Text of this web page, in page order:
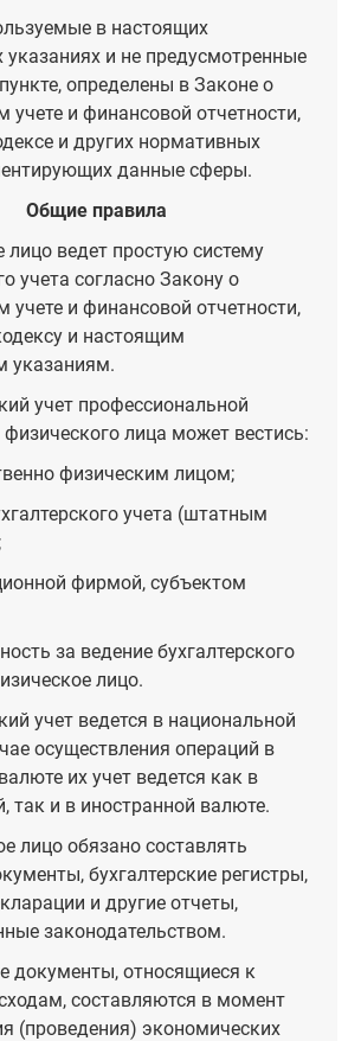
в настоящих
указаниях и не предусмотренные
определены в Законе о
учете и финансовой отчетности,
и других нормативных
данные сферы.
Общие правила
лицо ведет простую систему
учета согласно Закону о
учете и финансовой отчетности,
и настоящим
указаниям.
учет профессиональной
физического лица может вестись:
физическим лицом;
учета (штатным
фирмой, субъектом
за ведение бухгалтерского
лицо.
учет ведется в национальной
осуществления операций в
их учет ведется как в
так и в иностранной валюте.
лицо обязано составлять
бухгалтерские регистры,
и другие отчеты,
законодательством.
документы, относящиеся к
составляются в момент
(проведения) экономических